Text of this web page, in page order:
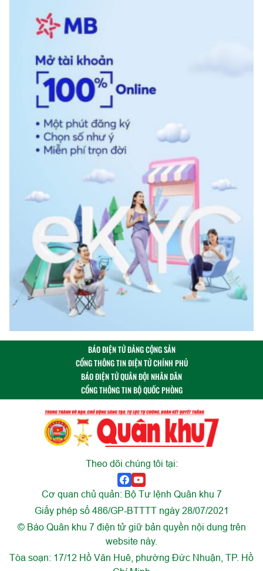
BÁO ĐIỆN TỬ ĐẢNG CỘNG SẢN
CỔNG THÔNG TIN ĐIỆN TỬ CHÍNH PHỦ
BÁO ĐIỆN TỬ QUÂN ĐỘI NHÂN DÂN
CỔNG THÔNG TIN BỘ QUỐC PHÒNG
Theo dõi chúng tôi tại:
Cơ quan chủ quản: Bộ Tư lệnh Quân khu 7
Giấy phép số 486/GP-BTTTT ngày 28/07/2021
© Báo Quân khu 7 điện tử giữ bản quyền nội dung trên
website này.
Tòa soạn: 17/12 Hồ Văn Huê, phường Đức Nhuận, TP. Hồ